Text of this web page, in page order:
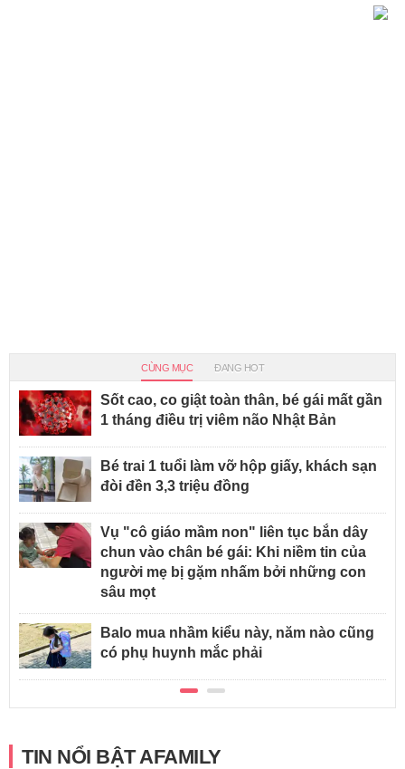
CÙNG MỤC ĐANG HOT
Sốt cao, co giật toàn thân, bé gái mất gần
1 tháng điều trị viêm não Nhật Bản
Bé trai 1 tuổi làm vỡ hộp giấy, khách sạn
đòi đền 3,3 triệu đồng
Vụ "cô giáo mầm non" liên tục bắn dây
chun vào chân bé gái: Khi niềm tin của
người mẹ bị gặm nhấm bởi những con
sâu mọt
Balo mua nhầm kiểu này, năm nào cũng
có phụ huynh mắc phải
TIN NỔI BẬT AFAMILY